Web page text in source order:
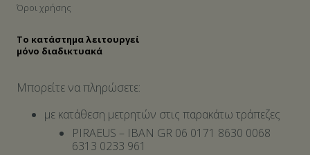
Όροι χρήσης
Το κατάστημα λειτουργεί
μόνο διαδικτυακά
Μπορείτε να πληρώσετε:
με κατάθεση μετρητών στις παρακάτω τράπεζες
PIRAEUS – IBAN GR 06 0171 8630 0068
6313 0233 961